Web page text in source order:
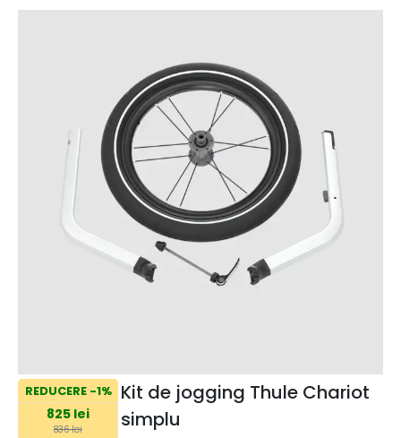
REDUCERE -1%
825 lei
836 lei
Kit de jogging Thule Chariot
simplu